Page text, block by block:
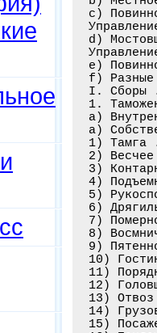
с)
d)
е)
f) Разные
I.
1.
а)
а)
1)
2)
3)
4)
5)
6)
7)
8)
9)
10)
11)
12)
13)
14)
15)